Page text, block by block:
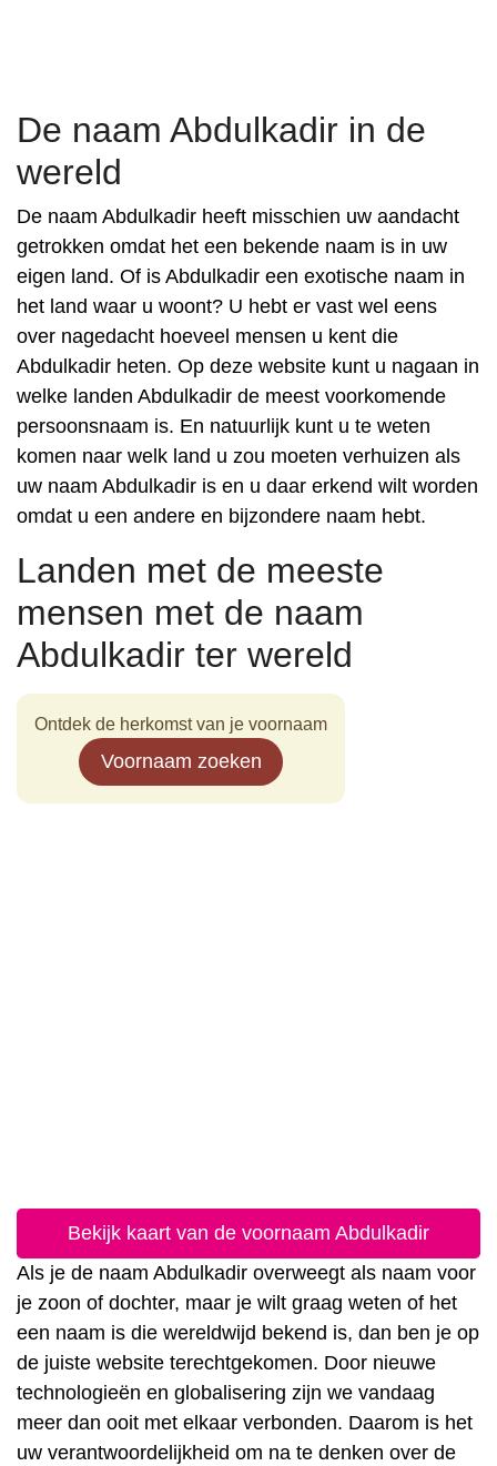
De naam Abdulkadir in de
wereld
De naam Abdulkadir heeft misschien uw aandacht
getrokken omdat het een bekende naam is in uw
eigen land. Of is Abdulkadir een exotische naam in
het land waar u woont? U hebt er vast wel eens
over nagedacht hoeveel mensen u kent die
Abdulkadir heten. Op deze website kunt u nagaan in
welke landen Abdulkadir de meest voorkomende
persoonsnaam is. En natuurlijk kunt u te weten
komen naar welk land u zou moeten verhuizen als
uw naam Abdulkadir is en u daar erkend wilt worden
omdat u een andere en bijzondere naam hebt.
Landen met de meeste
mensen met de naam
Abdulkadir ter wereld
Ontdek de herkomst van je voornaam
Voornaam zoeken
Bekijk kaart van de voornaam Abdulkadir
Als je de naam Abdulkadir overweegt als naam voor
je zoon of dochter, maar je wilt graag weten of het
een naam is die wereldwijd bekend is, dan ben je op
de juiste website terechtgekomen. Door nieuwe
technologieën en globalisering zijn we vandaag
meer dan ooit met elkaar verbonden. Daarom is het
uw verantwoordelijkheid om na te denken over de